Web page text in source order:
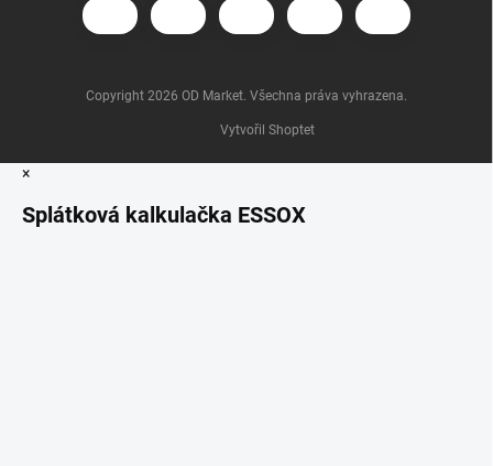
Vytvořil Shoptet
Copyright 2026 OD Market. Všechna práva vyhrazena.
×
Splátková kalkulačka ESSOX